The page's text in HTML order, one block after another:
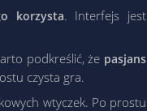
korzysta. Interfejs jest
podkreślić, że pasjans
czysta gra.
wtyczek. Po prostu